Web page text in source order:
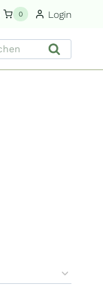
0 Login
Suchen